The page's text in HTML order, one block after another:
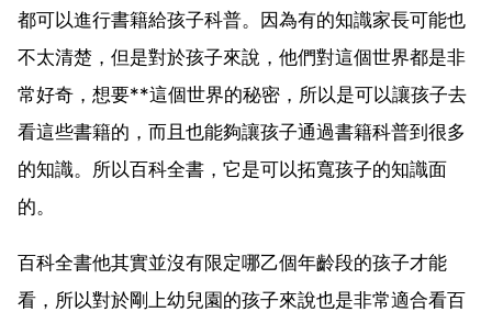
都可以進行書籍給孩子科普。因為有的知識家長可能也
不太清楚，但是對於孩子來說，他們對這個世界都是非
常好奇，想要**這個世界的秘密，所以是可以讓孩子去
看這些書籍的，而且也能夠讓孩子通過書籍科普到很多
的知識。所以百科全書，它是可以拓寬孩子的知識面
的。
百科全書他其實並沒有限定哪乙個年齡段的孩子才能
看，所以對於剛上幼兒園的孩子來說也是非常適合看百